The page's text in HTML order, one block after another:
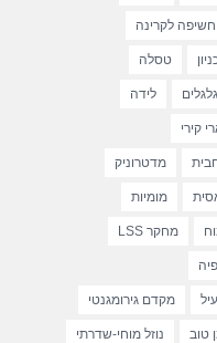
חשיפה לקרינה
טסלה
לידה
קירי
מדטרוניק
מומיות
מחקר LSS
מקדם גירומגנטי
טוב נוזל מוחי-שדרתי